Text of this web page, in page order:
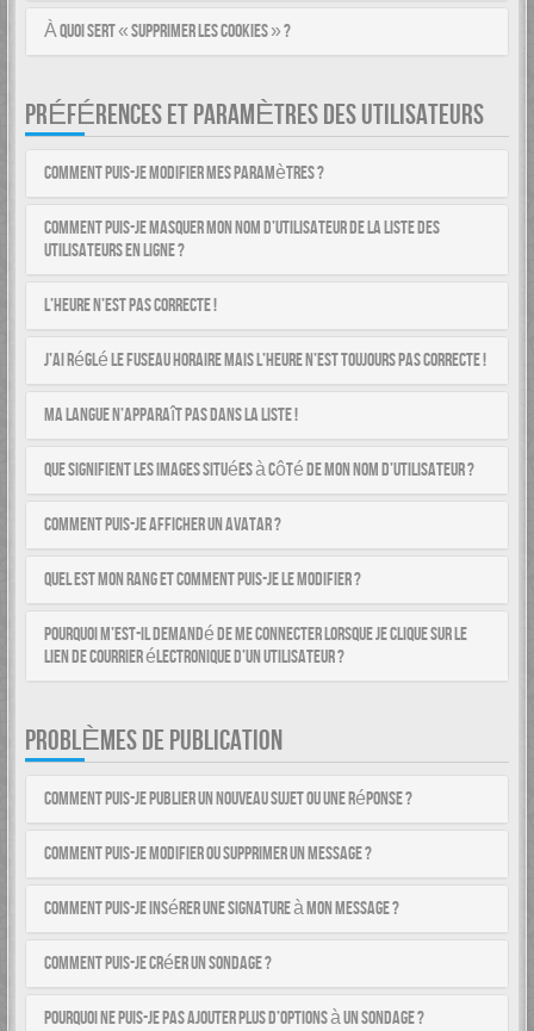
À quoi sert « Supprimer les cookies » ?
PRÉFÉRENCES ET PARAMÈTRES DES UTILISATEURS
Comment puis-je modifier mes paramètres ?
Comment puis-je masquer mon nom d’utilisateur de la liste des
utilisateurs en ligne ?
L’heure n’est pas correcte !
J’ai réglé le fuseau horaire mais l’heure n’est toujours pas correcte !
Ma langue n’apparaît pas dans la liste !
Que signifient les images situées à côté de mon nom d’utilisateur ?
Comment puis-je afficher un avatar ?
Quel est mon rang et comment puis-je le modifier ?
Pourquoi m’est-il demandé de me connecter lorsque je clique sur le
lien de courrier électronique d’un utilisateur ?
PROBLÈMES DE PUBLICATION
Comment puis-je publier un nouveau sujet ou une réponse ?
Comment puis-je modifier ou supprimer un message ?
Comment puis-je insérer une signature à mon message ?
Comment puis-je créer un sondage ?
Pourquoi ne puis-je pas ajouter plus d’options à un sondage ?